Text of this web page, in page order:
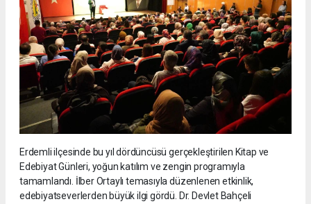
Erdemli ilçesinde bu yıl dördüncüsü gerçekleştirilen Kitap ve
Edebiyat Günleri, yoğun katılım ve zengin programıyla
tamamlandı. İlber Ortaylı temasıyla düzenlenen etkinlik,
edebiyatseverlerden büyük ilgi gördü. Dr. Devlet Bahçeli